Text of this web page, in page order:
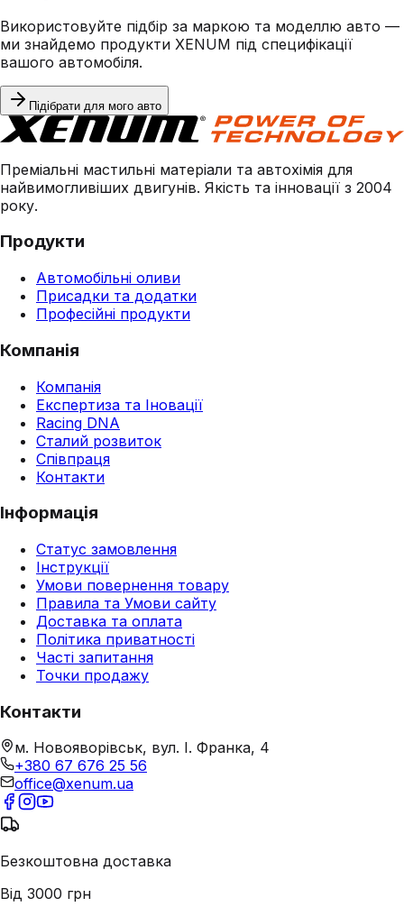
Використовуйте підбір за маркою та моделлю авто —
ми знайдемо продукти XENUM під специфікації
вашого автомобіля.
Підібрати для мого авто
Преміальні мастильні матеріали та автохімія для
найвимогливіших двигунів. Якість та інновації з 2004
року.
Продукти
Автомобільні оливи
Присадки та додатки
Професійні продукти
Компанія
Компанія
Експертиза та Іновації
Racing DNA
Сталий розвиток
Співпраця
Контакти
Інформація
Статус замовлення
Інструкції
Умови повернення товару
Правила та Умови сайту
Доставка та оплата
Політика приватності
Часті запитання
Точки продажу
Контакти
м. Новояворівськ, вул. І. Франка, 4
+380 67 676 25 56
office@xenum.ua
Безкоштовна доставка
Від 3000 грн